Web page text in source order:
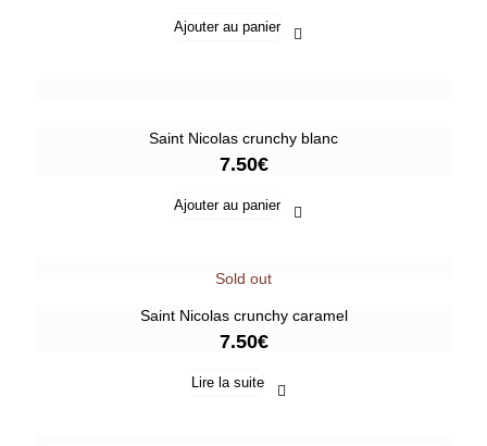
Ajouter au panier
Saint Nicolas crunchy blanc
7.50€
Ajouter au panier
Sold out
Saint Nicolas crunchy caramel
7.50€
Lire la suite